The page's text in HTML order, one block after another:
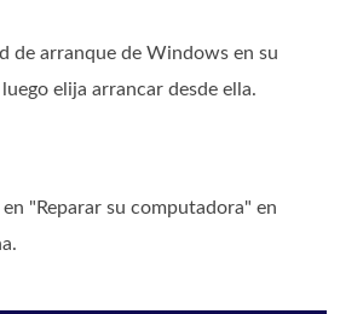
de arranque de Windows en su
elija arrancar desde ella.
en "Reparar su computadora" en